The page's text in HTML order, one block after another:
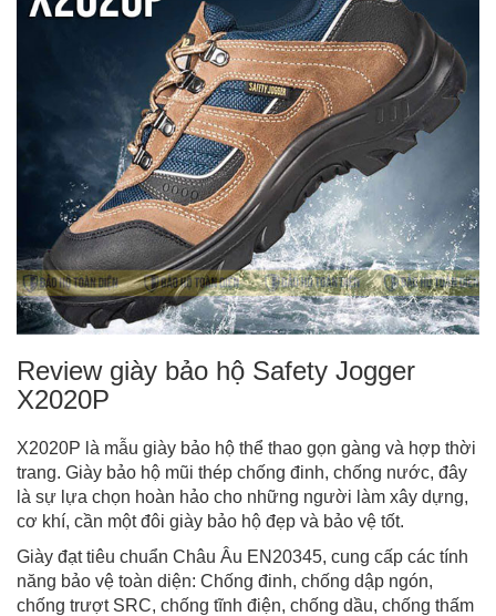
Review giày bảo hộ Safety Jogger
X2020P
X2020P là mẫu giày bảo hộ thể thao gọn gàng và hợp thời
trang. Giày bảo hộ mũi thép chống đinh, chống nước, đây
là sự lựa chọn hoàn hảo cho những người làm xây dựng,
cơ khí, cần một đôi giày bảo hộ đẹp và bảo vệ tốt.
Giày đạt tiêu chuẩn Châu Âu EN20345, cung cấp các tính
năng bảo vệ toàn diện: Chống đinh, chống dập ngón,
chống trượt SRC, chống tĩnh điện, chống dầu, chống thấm